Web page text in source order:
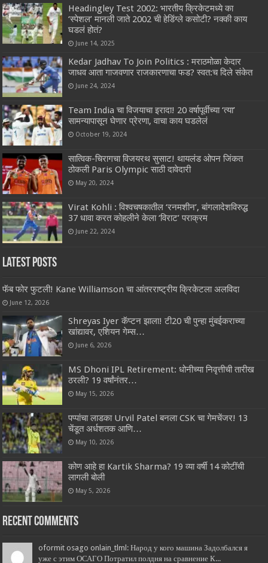
Headingley Test 2002: भारतीय क्रिकेटमध्ये का
‘स्पेशल’ मानली जाते 2002 ची हेडिंग्ले कसोटी? नक्की काय
घडलं होतं?
June 14, 2025
Kedar Jadhav To Join Politics : मराठमोळा केदार
जाधव आता गाजवणार राजकारणाचा फड? स्वत:च दिले संकेत
June 24, 2024
Team India चा विजयाचा इरादा! 20 वर्षापूर्वीच्या ‘त्या’
सामन्यापासून घेणार प्रेरणा, वाचा काय घडलेलं
October 19, 2024
सात्विक-चिरागचा विजयरथ सुसाट! थायलंड ओपन जिंकत
ठोकली Paris Olympic साठी दावेदारी
May 20, 2024
Virat Kohli : विश्वचषकातील ‘रनमशीन’, बांगलादेशविरुद्ध
37 धावा करत कोहलीने केला ‘विराट’ पराक्रम
June 22, 2024
Latest Posts
फॅब फोर फुटली! Kane Williamson चा आंतरराष्ट्रीय क्रिकेटला अलविदा
June 12, 2026
Shreyas Iyer कॅप्टन झाला! टी20 ची पुन्हा मुंबईकराच्या
खांद्यावर, एशियन गेम्स…
June 6, 2026
MS Dhoni IPL Retirement: धोनीच्या निवृत्तीची तारीख
ठरली? 19 वर्षांनंतर…
May 15, 2026
पप्पांचा लाडका Urvil Patel बनला CSK चा गेमचेंजर! 13
चेंडूत अर्धशतक आणि…
May 10, 2026
कोण आहे हा Kartik Sharma? 19 व्या वर्षी 14 कोटींची
लागली बोली
May 5, 2026
Recent Comments
oformit osago onlain_tlml: Народ у кого машина Задолбался я
уже с этим ОСАГО Потратил полдня на сравнение К...